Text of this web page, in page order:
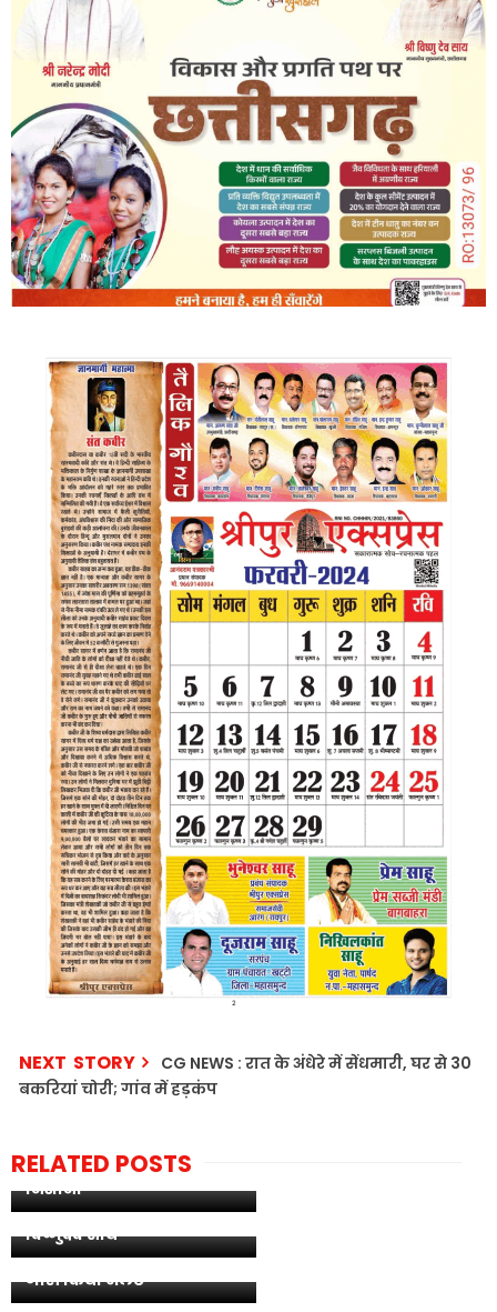
NEXT STORY
CG NEWS : रात के अंधेरे में सेंधमारी, घर से 30
बकरियां चोरी; गांव में हड़कंप
RELATED POSTS
स्टेशन और एयरपोर्ट को बनाया
निशाना
आज लगाया गया हर पौधा आने
वाली पीढ़ियों के सुरक्षित भविष्य
का आधार बनेगा : मुख्यमंत्री
विष्णुदेव साय
छत्तीसगढ़ में मानसून की
मूसलाधार बारिश, मौसम
विभाग ने अगले 3 दिनों के लिए
जारी किया अलर्ट